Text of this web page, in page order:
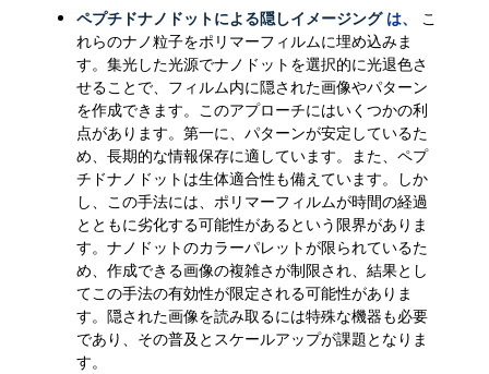
ペプチドナノドットによる隠しイメージング は、
こ
れらのナノ粒子をポリマーフィルムに埋め込みま
す。集光した光源でナノドットを選択的に光退色さ
せることで、フィルム内に隠された画像やパターン
を作成できます。このアプローチにはいくつかの利
点があります。第一に、パターンが安定しているた
め、長期的な情報保存に適しています。また、ペプ
チドナノドットは生体適合性も備えています。しか
し、この手法には、ポリマーフィルムが時間の経過
とともに劣化する可能性があるという限界がありま
す。ナノドットのカラーパレットが限られているた
め、作成できる画像の複雑さが制限され、結果とし
てこの手法の有効性が限定される可能性がありま
す。隠された画像を読み取るには特殊な機器も必要
であり、その普及とスケールアップが課題となりま
す。